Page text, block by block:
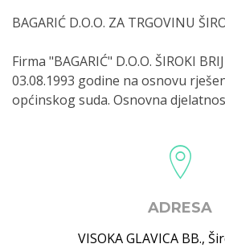
BAGARIĆ D.O.O. ZA TRGOVINU
Firma "BAGARIĆ" D.O.O. ŠIROKI
03.08.1993 godine na osnovu
općinskog suda. Osnovna
ADRESA
VISOKA GLAVICA BB.,